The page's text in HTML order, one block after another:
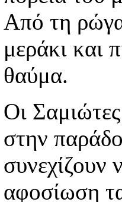
Από τη
μεράκι και
θαύμα.
Οι
στην
συνεχίζουν
αφοσίωση